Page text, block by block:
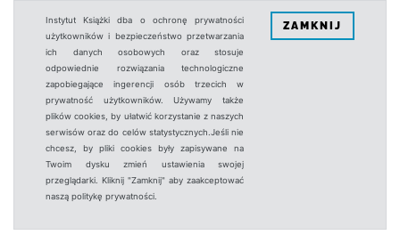
Instytut Książki dba o ochronę prywatności
użytkowników i bezpieczeństwo przetwarzania
ich danych osobowych oraz stosuje
odpowiednie rozwiązania technologiczne
zapobiegające ingerencji osób trzecich w
prywatność użytkowników. Używamy także
plików cookies, by ułatwić korzystanie z naszych
serwisów oraz do celów statystycznych.Jeśli nie
chcesz, by pliki cookies były zapisywane na
Twoim dysku zmień ustawienia swojej
przeglądarki. Kliknij "Zamknij" aby zaakceptować
naszą politykę prywatności.
ZAMKNIJ